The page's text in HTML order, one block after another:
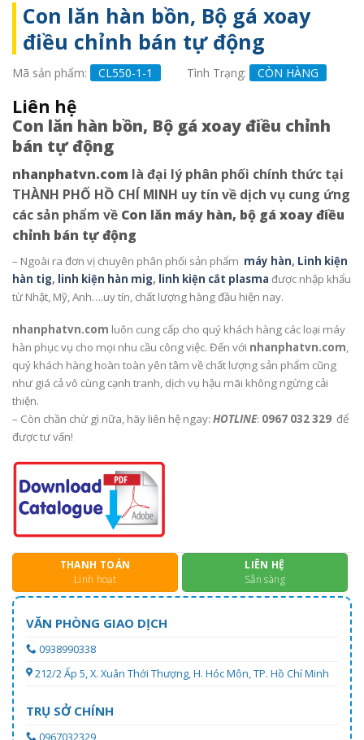
Con lăn hàn bồn, Bộ gá xoay
điều chỉnh bán tự động
Mã sản phẩm: CL550-1-1 Tình Trạng: CÒN HÀNG
Liên hệ
Con lăn hàn bồn, Bộ gá xoay điều chỉnh
bán tự động
nhanphatvn.com là đại lý phân phối chính thức tại
THÀNH PHỐ HỒ CHÍ MINH uy tín về dịch vụ cung ứng
các sản phẩm về Con lăn máy hàn, bộ gá xoay điều
chỉnh bán tự động
– Ngoài ra đơn vị chuyên phân phối sản phẩm máy hàn, Linh kiện
hàn tig, linh kiện hàn mig, linh kiện cắt plasma được nhập khẩu
từ Nhật, Mỹ, Anh….uy tín, chất lượng hàng đầu hiện nay.
nhanphatvn.com luôn cung cấp cho quý khách hàng các loại máy
hàn phục vụ cho mọi nhu cầu công việc. Đến với nhanphatvn.com,
quý khách hàng hoàn toàn yên tâm về chất lượng sản phẩm cũng
như giá cả vô cùng cạnh tranh, dịch vụ hậu mãi không ngừng cải
thiện.
– Còn chần chừ gì nữa, hãy liên hệ ngay: HOTLINE: 0967 032 329 để
được tư vấn!
THANH TOÁN
Linh hoạt
LIÊN HỆ
Sẵn sàng
VĂN PHÒNG GIAO DỊCH
0938990338
212/2 Ấp 5, X. Xuân Thới Thượng, H. Hóc Môn, TP. Hồ Chí Minh
TRỤ SỞ CHÍNH
0967032329